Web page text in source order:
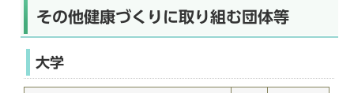
その他健康づくりに取り組む団体等
大学